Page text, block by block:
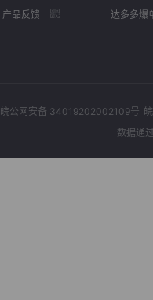
产品反馈 达多多爆
皖公网安备 34019202002109号
数据通